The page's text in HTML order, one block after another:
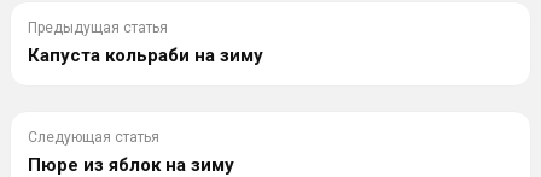
Предыдущая статья
Капуста кольраби на зиму
Следующая статья
Пюре из яблок на зиму